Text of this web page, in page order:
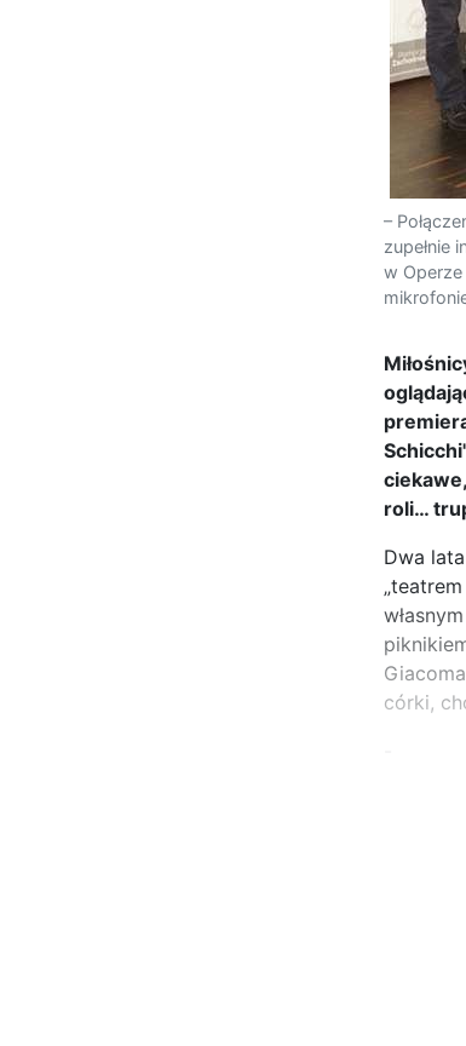
–
zupełnie
w
roli…
Dwa
córki,